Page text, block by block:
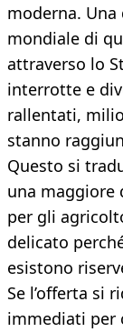
moderna.
mondiale di
attraverso lo
interrotte e
rallentati,
stanno
Questo si
una maggiore
per gli
delicato
esistono
Se l’offerta si
immediati per